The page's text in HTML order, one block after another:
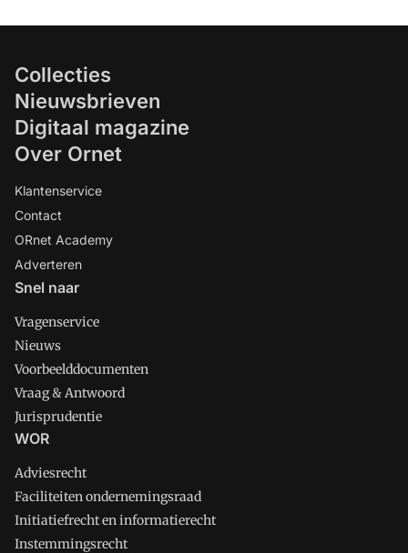
Collecties
Nieuwsbrieven
Digitaal magazine
Over Ornet
Klantenservice
Contact
ORnet Academy
Adverteren
Snel naar
Vragenservice
Nieuws
Voorbeelddocumenten
Vraag & Antwoord
Jurisprudentie
WOR
Adviesrecht
Faciliteiten ondernemingsraad
Initiatiefrecht en informatierecht
Instemmingsrecht